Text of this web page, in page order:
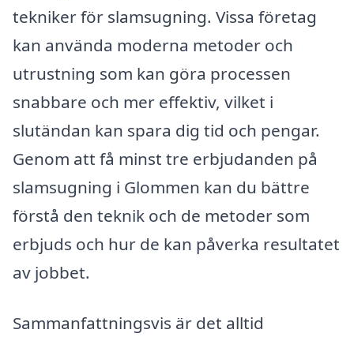
tekniker för slamsugning. Vissa företag
kan använda moderna metoder och
utrustning som kan göra processen
snabbare och mer effektiv, vilket i
slutändan kan spara dig tid och pengar.
Genom att få minst tre erbjudanden på
slamsugning i Glommen kan du bättre
förstå den teknik och de metoder som
erbjuds och hur de kan påverka resultatet
av jobbet.
Sammanfattningsvis är det alltid